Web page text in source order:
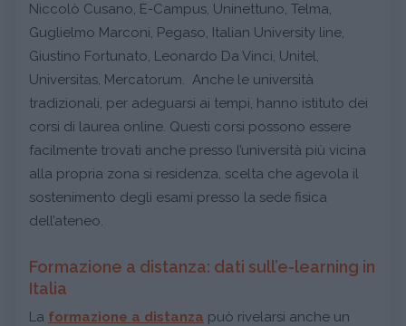
Niccolò Cusano, E-Campus, Uninettuno, Telma,
Guglielmo Marconi, Pegaso, Italian University line,
Giustino Fortunato, Leonardo Da Vinci, Unitel,
Universitas, Mercatorum. Anche le università
tradizionali, per adeguarsi ai tempi, hanno istituto dei
corsi di laurea online. Questi corsi possono essere
facilmente trovati anche presso l’università più vicina
alla propria zona si residenza, scelta che agevola il
sostenimento degli esami presso la sede fisica
dell’ateneo.
Formazione a distanza: dati sull’e-learning in
Italia
La formazione a distanza può rivelarsi anche un